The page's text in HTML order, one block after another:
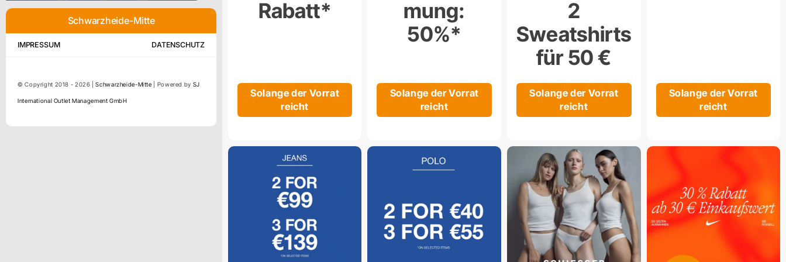
Schwarzheide-Mitte
IMPRESSUM DATENSCHUTZ
© Copyright 2018 - 2026 |Schwarzheide-Mitte | Powered by SJ
International Outlet Management GmbH
Rabatt*
Solange der Vorrat
reicht
mung:
50%*
Solange der Vorrat
reicht
2
Sweatshirts
für 50 €
Solange der Vorrat
reicht
Solange der Vorrat
reicht